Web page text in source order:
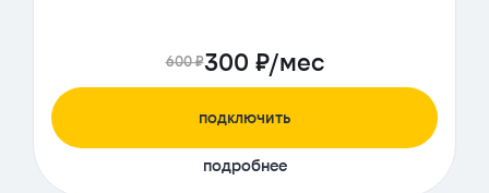
600 ₽300 ₽/мес
подключить
подробнее